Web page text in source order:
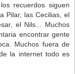
recuerdos siguen
Pilar, las Cecilias, el
el Nils... Muchos
encontrar gente
Muchos fuera de
la internet todo es